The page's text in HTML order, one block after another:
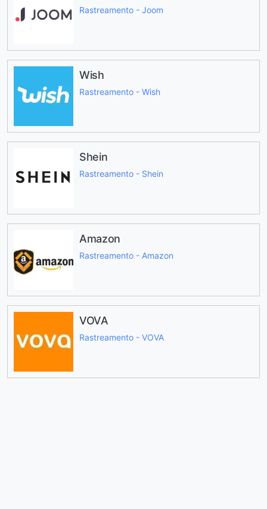
Rastreamento - Joom
Wish
Rastreamento - Wish
Shein
Rastreamento - Shein
Amazon
Rastreamento - Amazon
VOVA
Rastreamento - VOVA